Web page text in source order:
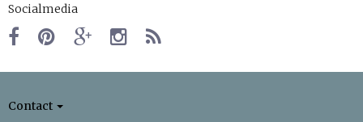
Socialmedia
Contact